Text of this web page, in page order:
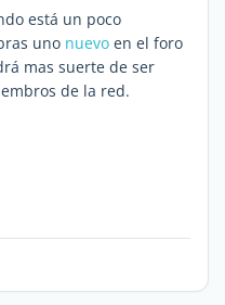
está un poco
uno nuevo en el foro
mas suerte de ser
de la red.